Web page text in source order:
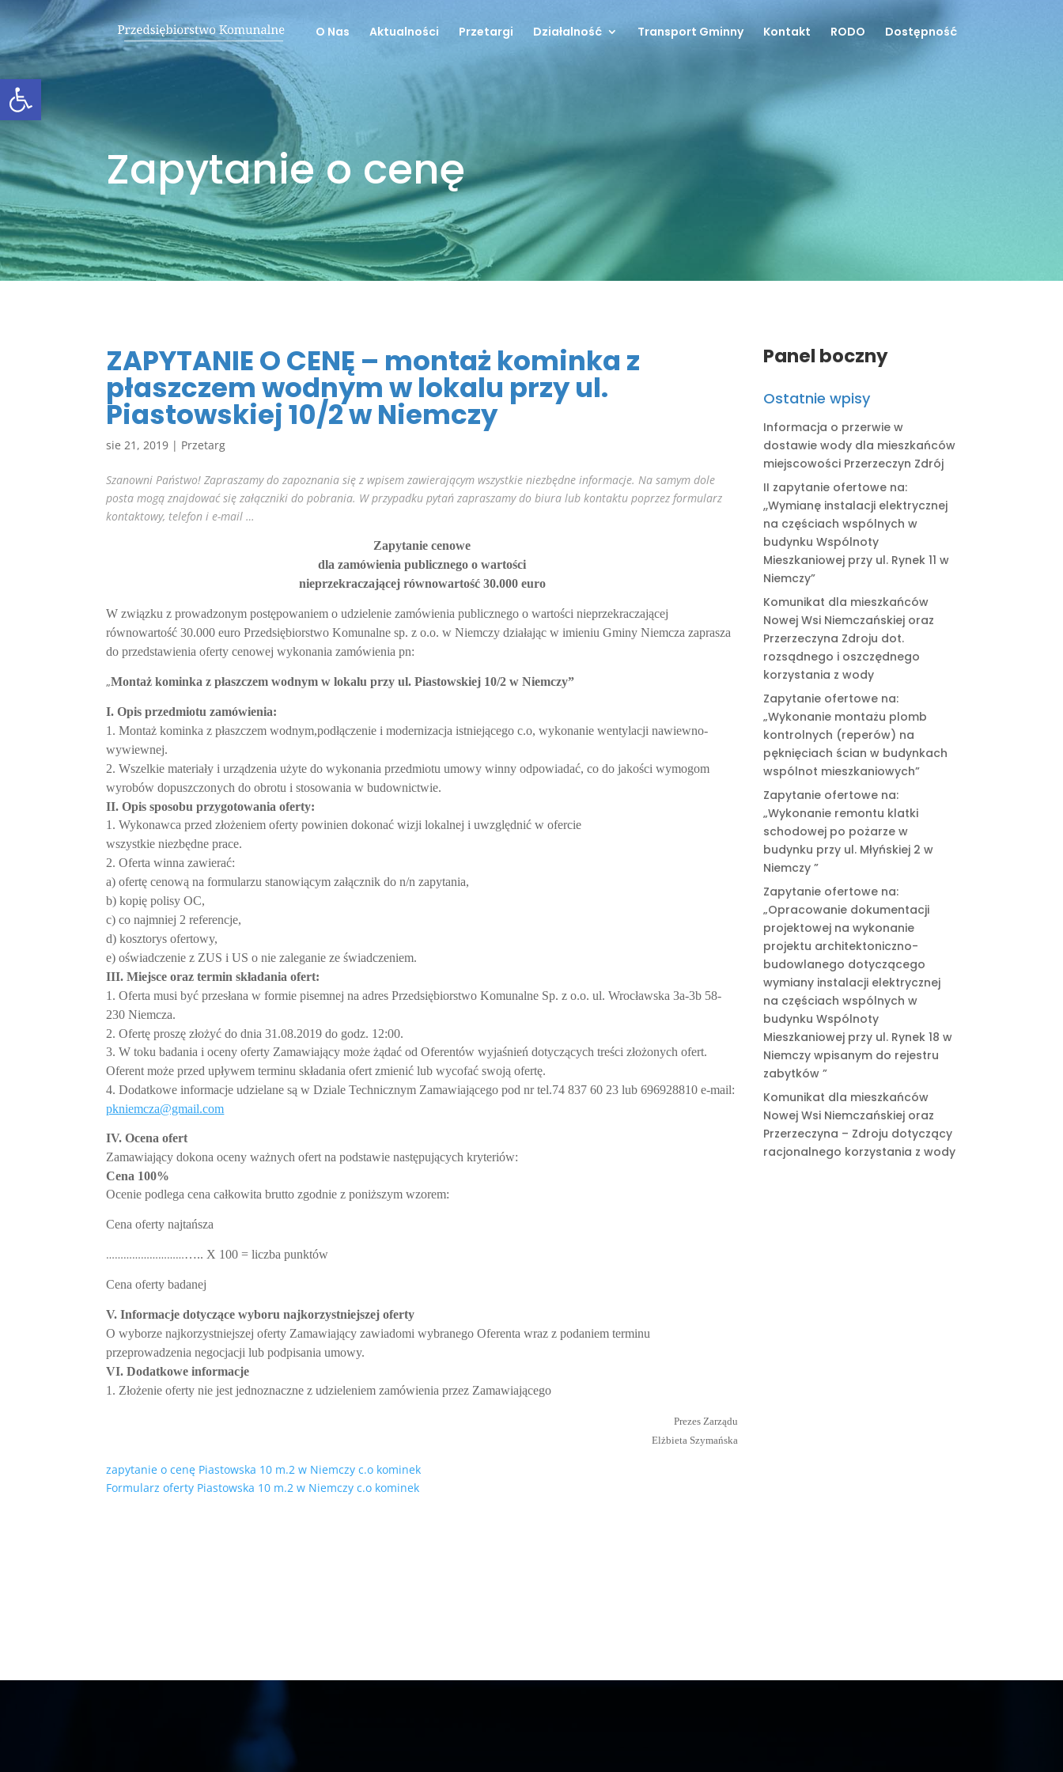
Otwórz pasek narzędzi
O Nas Aktualności Przetargi Działalność Transport Gminny Kontakt RODO Dostępność
Zapytanie o cenę
ZAPYTANIE O CENĘ – montaż kominka z
płaszczem wodnym w lokalu przy ul.
Piastowskiej 10/2 w Niemczy
sie 21, 2019 | Przetarg
Szanowni Państwo! Zapraszamy do zapoznania się z wpisem zawierającym wszystkie niezbędne informacje. Na samym dole
posta mogą znajdować się załączniki do pobrania. W przypadku pytań zapraszamy do biura lub kontaktu poprzez formularz
kontaktowy, telefon i e-mail …
Zapytanie cenowe
dla zamówienia publicznego o wartości
nieprzekraczającej równowartość 30.000 euro
W związku z prowadzonym postępowaniem o udzielenie zamówienia publicznego o wartości nieprzekraczającej
równowartość 30.000 euro Przedsiębiorstwo Komunalne sp. z o.o. w Niemczy działając w imieniu Gminy Niemcza zaprasza
do przedstawienia oferty cenowej wykonania zamówienia pn:
„Montaż kominka z płaszczem wodnym w lokalu przy ul. Piastowskiej 10/2 w Niemczy”
I. Opis przedmiotu zamówienia:
1. Montaż kominka z płaszczem wodnym,podłączenie i modernizacja istniejącego c.o, wykonanie wentylacji nawiewno-
wywiewnej.
2. Wszelkie materiały i urządzenia użyte do wykonania przedmiotu umowy winny odpowiadać, co do jakości wymogom
wyrobów dopuszczonych do obrotu i stosowania w budownictwie.
II. Opis sposobu przygotowania oferty:
1. Wykonawca przed złożeniem oferty powinien dokonać wizji lokalnej i uwzględnić w ofercie
wszystkie niezbędne prace.
2. Oferta winna zawierać:
a) ofertę cenową na formularzu stanowiącym załącznik do n/n zapytania,
b) kopię polisy OC,
c) co najmniej 2 referencje,
d) kosztorys ofertowy,
e) oświadczenie z ZUS i US o nie zaleganie ze świadczeniem.
III. Miejsce oraz termin składania ofert:
1. Oferta musi być przesłana w formie pisemnej na adres Przedsiębiorstwo Komunalne Sp. z o.o.ul. Wrocławska 3a-3b 58-
230 Niemcza.
2. Ofertę proszę złożyć do dnia 31.08.2019 do godz. 12:00.
3. W toku badania i oceny oferty Zamawiający może żądać od Oferentów wyjaśnieńdotyczących treści złożonych ofert.
Oferent może przed upływem terminu składania ofertzmienić lub wycofać swoją ofertę.
4. Dodatkowe informacje udzielane są w Dziale Technicznym Zamawiającego pod nr tel.74 837 60 23 lub 696928810 e-mail:
pkniemcza@gmail.com
IV. Ocena ofert
Zamawiający dokona oceny ważnych ofert na podstawie następujących kryteriów:
Cena 100%
Ocenie podlega cena całkowita brutto zgodnie z poniższym wzorem:
Cena oferty najtańsza
………………………….. X 100 = liczba punktów
Cena oferty badanej
V. Informacje dotyczące wyboru najkorzystniejszej oferty
O wyborze najkorzystniejszej oferty Zamawiający zawiadomi wybranego Oferenta wraz z podaniem terminu
przeprowadzenia negocjacji lub podpisania umowy.
VI. Dodatkowe informacje
1. Złożenie oferty nie jest jednoznaczne z udzieleniem zamówienia przez Zamawiającego
Prezes Zarządu
Elżbieta Szymańska
zapytanie o cenę Piastowska 10 m.2 w Niemczy c.o kominek
Formularz oferty Piastowska 10 m.2 w Niemczy c.o kominek
Panel boczny
Ostatnie wpisy
Informacja o przerwie w
dostawie wody dla mieszkańców
miejscowości Przerzeczyn Zdrój
II zapytanie ofertowe na:
,,Wymianę instalacji elektrycznej
na częściach wspólnych w
budynku Wspólnoty
Mieszkaniowej przy ul. Rynek 11 w
Niemczy”
Komunikat dla mieszkańców
Nowej Wsi Niemczańskiej oraz
Przerzeczyna Zdroju dot.
rozsądnego i oszczędnego
korzystania z wody
Zapytanie ofertowe na:
„Wykonanie montażu plomb
kontrolnych (reperów) na
pęknięciach ścian w budynkach
wspólnot mieszkaniowych”
Zapytanie ofertowe na:
„Wykonanie remontu klatki
schodowej po pożarze w
budynku przy ul. Młyńskiej 2 w
Niemczy ”
Zapytanie ofertowe na:
„Opracowanie dokumentacji
projektowej na wykonanie
projektu architektoniczno-
budowlanego dotyczącego
wymiany instalacji elektrycznej
na częściach wspólnych w
budynku Wspólnoty
Mieszkaniowej przy ul. Rynek 18 w
Niemczy wpisanym do rejestru
zabytków ”
Komunikat dla mieszkańców
Nowej Wsi Niemczańskiej oraz
Przerzeczyna – Zdroju dotyczący
racjonalnego korzystania z wody